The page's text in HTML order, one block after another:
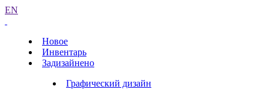
EN
Новое
Инвентарь
Задизайнено
Графический дизайн